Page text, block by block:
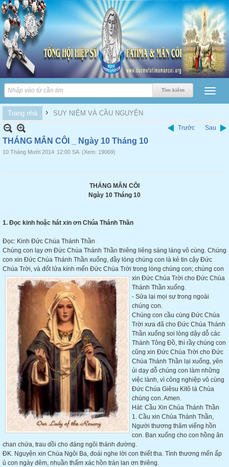
Trang nhà › SUY NIỆM VÀ CẦU NGUYỆN
Trước Sau
THÁNG MÂN CÔI _ Ngày 10 Tháng 10
10 Tháng Mười 2014 12:00 SA (Xem: 19069)
THÁNG MÂN CÔI
Ngày 10 Tháng 10
1. Đọc kinh hoặc hát xin ơn Chúa Thánh Thần
Đọc: Kinh Đức Chúa Thánh Thần
Chúng con lạy ơn Đức Chúa Thánh Thần thiêng liêng sáng láng vô cùng. Chúng
con xin Đức Chúa Thánh Thần xuống, đầy lòng chúng con là kẻ tin cậy Đức
Chúa Trời, và đốt lửa kính mến Đức Chúa Trời trong lòng chúng con; chúng con
xin Đức Chúa Trời cho Đức Chúa
Thánh Thần xuống.
- Sửa lại mọi sự trong ngoài
chúng con.
Chúng con cầu cùng Đức Chúa
Trời xưa đã cho Đức Chúa Thánh
Thần xuống soi lòng dậy dỗ các
Thánh Tông Đồ, thì rầy chúng con
cũng xin Đức Chúa Trời cho Đức
Chúa Thánh Thần lại xuống, yên
ủi dạy dỗ chúng con làm những
việc lành, vì công nghiệp vô cùng
Đức Chúa Giêsu Kitô là Chúa
chúng con. Amen.
Hát: Cầu Xin Chúa Thánh Thần
1. Cầu xin Chúa Thánh Thần,
Người thương thăm viếng hồn
con. Ban xuống cho con hồng ân
chan chứa, trau dồi cho đáng ngôi thánh đường.
ĐK. Nguyện xin Chúa Ngôi Ba, đoái nghe lời con thiết tha. Tình thương mến ấp
ủ con ngày đêm, nhuần thấm xác hồn tràn lan ơn thiêng.